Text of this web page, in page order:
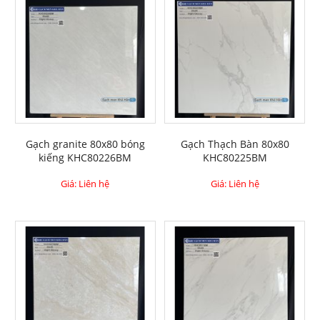
Gạch granite 80x80 bóng
kiếng KHC80226BM
Giá: Liên hệ
Gạch Thạch Bàn 80x80
KHC80225BM
Giá: Liên hệ